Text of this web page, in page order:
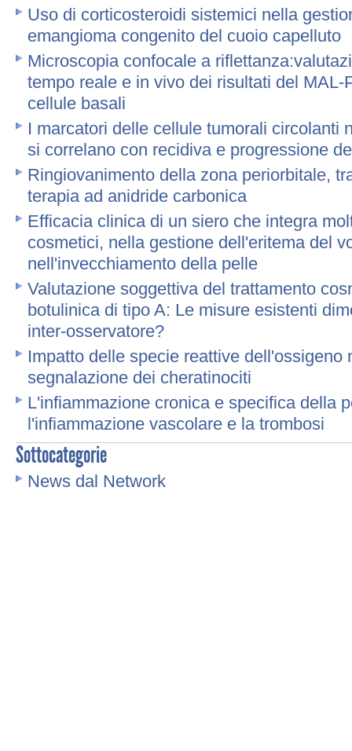
Uso di corticosteroidi sistemici nella
emangioma congenito del cuoio capelluto
Microscopia confocale a
tempo reale e in vivo dei risultati del MAL-
cellule basali
I marcatori delle cellule tumorali circolanti
si correlano con recidiva e progressione
Ringiovanimento della zona periorbitale,
terapia ad anidride carbonica
Efficacia clinica di un siero che integra
cosmetici, nella gestione dell'eritema del
nell'invecchiamento della pelle
Valutazione soggettiva del trattamento
botulinica di tipo A: Le misure esistenti
inter-osservatore?
Impatto delle specie reattive dell'ossigeno
segnalazione dei cheratinociti
L'infiammazione cronica e specifica della
l'infiammazione vascolare e la trombosi
Sottocategorie
News dal Network